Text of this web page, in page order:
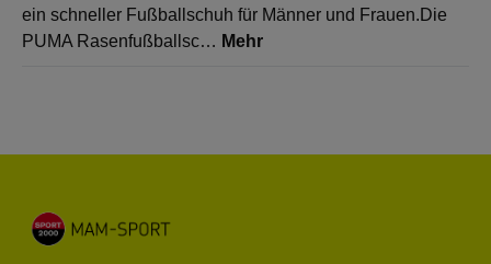
ein schneller Fußballschuh für Männer und Frauen.Die
PUMA Rasenfußballsc… Mehr